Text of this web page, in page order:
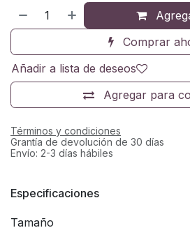
Comprar
Agregar para
Añadir a lista de deseos
Términos y condiciones
Grantía de devolución de 30 días
Envío: 2-3 días hábiles
Especificaciones
Tamaño